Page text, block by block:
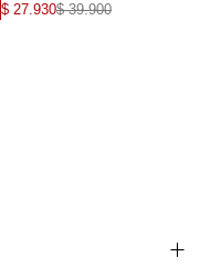
+
$ 27.930$ 39.900